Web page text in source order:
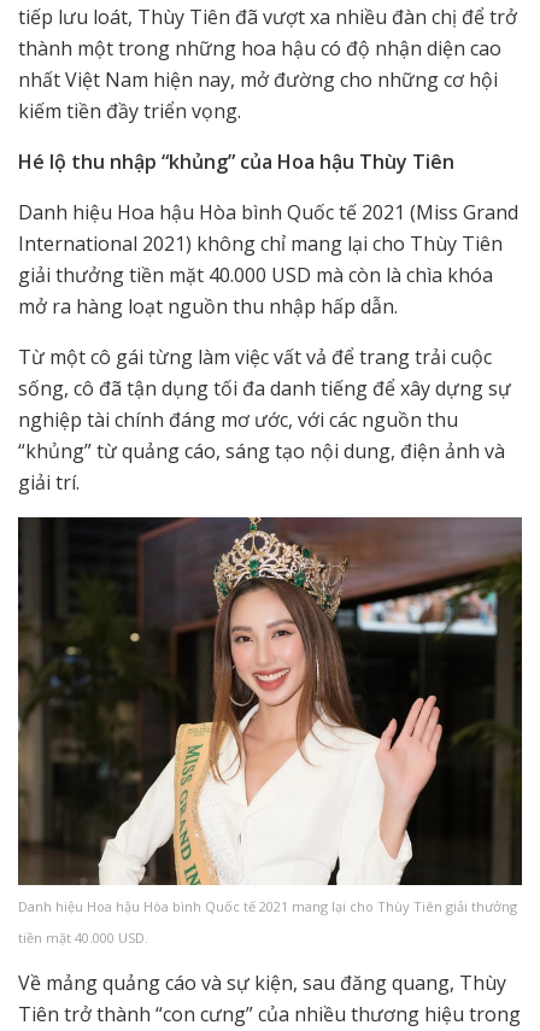
tiếp lưu loát, Thùy Tiên đã vượt xa nhiều đàn chị để trở
thành một trong những hoa hậu có độ nhận diện cao
nhất Việt Nam hiện nay, mở đường cho những cơ hội
kiếm tiền đầy triển vọng.
Hé lộ thu nhập “khủng” của Hoa hậu Thùy Tiên
Danh hiệu Hoa hậu Hòa bình Quốc tế 2021 (Miss Grand
International 2021) không chỉ mang lại cho Thùy Tiên
giải thưởng tiền mặt 40.000 USD mà còn là chìa khóa
mở ra hàng loạt nguồn thu nhập hấp dẫn.
Từ một cô gái từng làm việc vất vả để trang trải cuộc
sống, cô đã tận dụng tối đa danh tiếng để xây dựng sự
nghiệp tài chính đáng mơ ước, với các nguồn thu
“khủng” từ quảng cáo, sáng tạo nội dung, điện ảnh và
giải trí.
Danh hiệu Hoa hậu Hòa bình Quốc tế 2021 mang lại cho Thùy Tiên giải thưởng
tiền mặt 40.000 USD.
Về mảng quảng cáo và sự kiện, sau đăng quang, Thùy
Tiên trở thành “con cưng” của nhiều thương hiệu trong